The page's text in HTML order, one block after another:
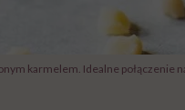
karmelem. Idealne połączenie